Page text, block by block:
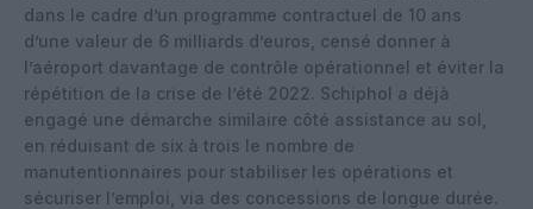
dans le cadre d’un programme contractuel de 10 ans
d’une valeur de 6 milliards d’euros, censé donner à
l’aéroport davantage de contrôle opérationnel et éviter la
répétition de la crise de l’été 2022. Schiphol a déjà
engagé une démarche similaire côté assistance au sol,
en réduisant de six à trois le nombre de
manutentionnaires pour stabiliser les opérations et
sécuriser l’emploi, via des concessions de longue durée.